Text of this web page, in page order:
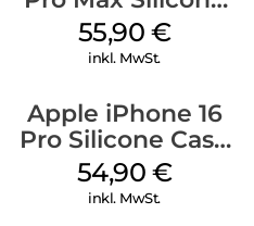
Case MagSafe
Stone Gray
55,90 €
inkl. MwSt.
Apple iPhone 16
Pro Silicone Case
MagSafe Black
54,90 €
inkl. MwSt.